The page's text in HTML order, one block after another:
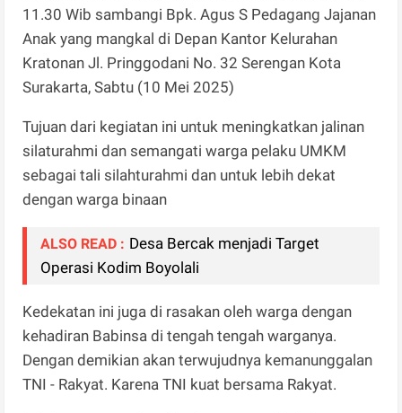
11.30 Wib sambangi Bpk. Agus S Pedagang Jajanan
Anak yang mangkal di Depan Kantor Kelurahan
Kratonan Jl. Pringgodani No. 32 Serengan Kota
Surakarta, Sabtu (10 Mei 2025)
Tujuan dari kegiatan ini untuk meningkatkan jalinan
silaturahmi dan semangati warga pelaku UMKM
sebagai tali silahturahmi dan untuk lebih dekat
dengan warga binaan
ALSO READ : Desa Bercak menjadi Target
Operasi Kodim Boyolali
Kedekatan ini juga di rasakan oleh warga dengan
kehadiran Babinsa di tengah tengah warganya.
Dengan demikian akan terwujudnya kemanunggalan
TNI - Rakyat. Karena TNI kuat bersama Rakyat.